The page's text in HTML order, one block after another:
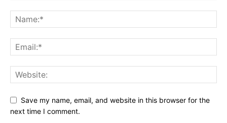
Save my name, email, and website in this browser for the
next time I comment.